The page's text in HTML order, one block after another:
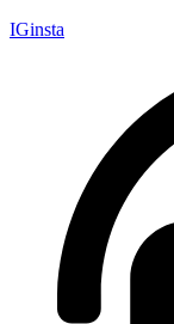
IGinsta